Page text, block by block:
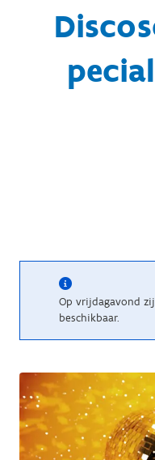
Op vrijdagavond
beschikbaar.